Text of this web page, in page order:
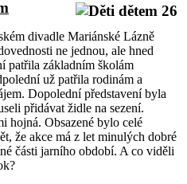
divadle Mariánské Lázně
ne jednou, ale hned
patřila základním školám
už patřila rodinám a
Dopolední představení byla
přidávat židle na sezení.
hojná. Obsazené bylo celé
že akce má z let minulých dobré
části jarního období. A co viděli